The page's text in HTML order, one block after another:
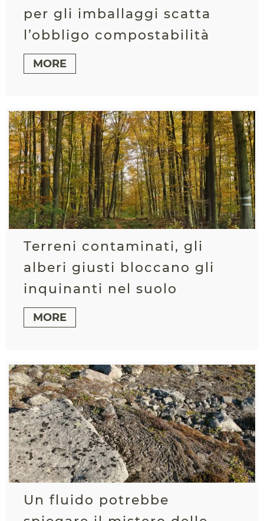
per gli imballaggi scatta
l’obbligo compostabilità
MORE
Terreni contaminati, gli
alberi giusti bloccano gli
inquinanti nel suolo
MORE
Un fluido potrebbe